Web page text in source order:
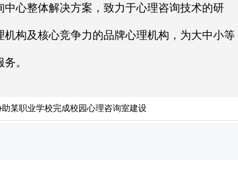
心整体解决方案，致力于心理咨询技术的研
构及核心竞争力的品牌心理机构，为大中小等
。
助某职业学校完成校园心理咨询室建设